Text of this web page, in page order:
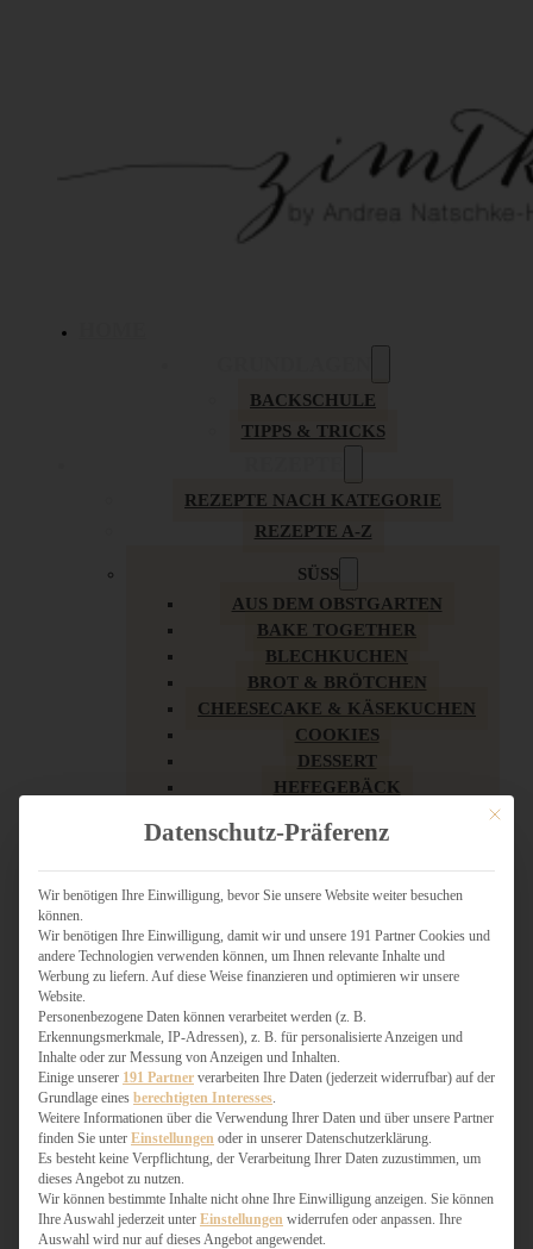
BACKSCHULE
TIPPS & TRICKS
REZEPTE NACH KATEGORIE
REZEPTE A-Z
SÜSS
AUS DEM OBSTGARTEN
BAKE TOGETHER
BLECHKUCHEN
BROT & BRÖTCHEN
CHEESECAKE & KÄSEKUCHEN
COOKIES
DESSERT
HEFEGEBÄCK
KUCHEN
LOW CARB & GESÜNDER
MY AMERICAN BAKERY
SCHOKOLADIGES
SÜSSES HAUPTGERICHT
TÖRTCHEN
VEGAN SÜSS
WEIHNACHTSBÄCKEREI
HERZHAFT
BURGER & SANDWICHES
FIX AUF DEM TISCH
Mit
Datenschutz-Präferenz
Wir benötigen Ihre Einwilligung, bevor Sie unsere Website weiter besuchen
können.
Wir benötigen Ihre Einwilligung, damit wir und unsere 191 Partner Cookies und
andere Technologien verwenden können, um Ihnen relevante Inhalte und
Werbung zu liefern. Auf diese Weise finanzieren und optimieren wir unsere
Website.
Personenbezogene Daten können verarbeitet werden (z. B.
Erkennungsmerkmale, IP-Adressen), z. B. für personalisierte Anzeigen und
Inhalte oder zur Messung von Anzeigen und Inhalten.
Einige unserer 191 Partner verarbeiten Ihre Daten (jederzeit widerrufbar) auf der
Grundlage eines berechtigten Interesses
Weitere Informationen über die Verwendung Ihrer Daten und über unsere Partner
finden Sie unter Einstellungen oder in unserer Datenschutzerklärung.
Es besteht keine Verpflichtung, der Verarbeitung Ihrer Daten zuzustimmen, um
dieses Angebot zu nutzen.
Wir können bestimmte Inhalte nicht ohne Ihre Einwilligung anzeigen. Sie können
Ihre Auswahl jederzeit unter Einstellungen widerrufen oder anpassen. Ihre
Auswahl wird nur auf dieses Angebot angewendet.